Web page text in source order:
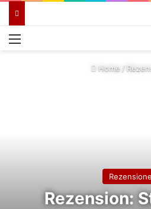
Menü
Home /
Rezension: